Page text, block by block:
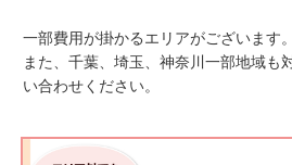
一部費用が掛かるエリアがございます。
また、千葉、埼玉、神奈川一部地域も
い合わせください。